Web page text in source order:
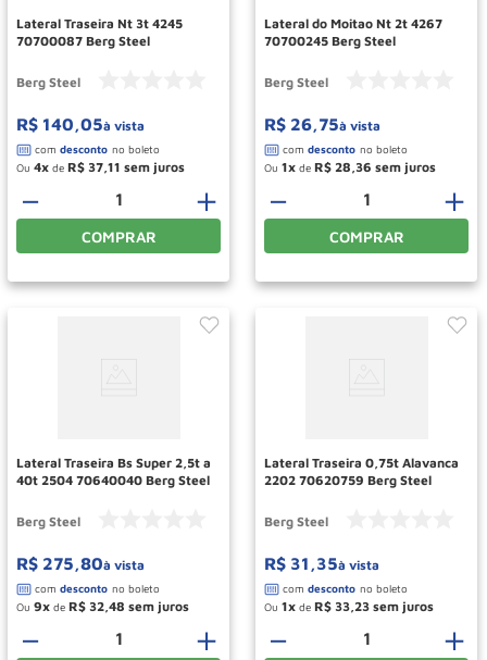
Lateral Traseira Nt 3t 4245
70700087 Berg Steel
Berg Steel
R$ 140,05à vista
Ou 4 de R$ 37 11
＋
－
COMPRAR
Lateral do Moitao Nt 2t 4267
70700245 Berg Steel
Berg Steel
R$ 26,75à vista
Ou 1 de R$ 28 36
＋
－
COMPRAR
Lateral Traseira Bs Super 2,5t a
40t 2504 70640040 Berg Steel
Berg Steel
R$ 275,80à vista
Ou 9 de R$ 32 48
＋
－
Lateral Traseira 0,75t Alavanca
2202 70620759 Berg Steel
Berg Steel
R$ 31 ,35à vista
Ou 1 de R$ 33 23
＋
－